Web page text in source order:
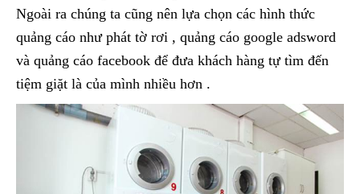
Ngoài ra chúng ta cũng nên lựa chọn các hình thức
quảng cáo như phát tờ rơi , quảng cáo google adsword
và quảng cáo facebook để đưa khách hàng tự tìm đến
tiệm giặt là của mình nhiều hơn .